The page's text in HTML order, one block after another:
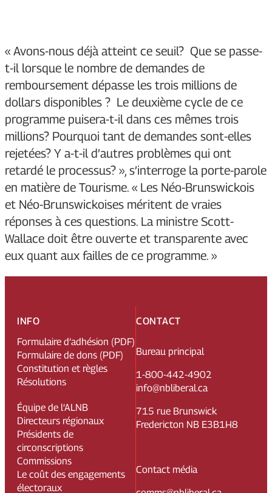
« Avons-nous déjà atteint ce seuil? Que se passe-
t-il lorsque le nombre de demandes de
remboursement dépasse les trois millions de
dollars disponibles ? Le deuxième cycle de ce
programme puisera-t-il dans ces mêmes trois
millions? Pourquoi tant de demandes sont-elles
rejetées? Y a-t-il d’autres problèmes qui ont
retardé le processus? », s’interroge la porte-parole
en matière de Tourisme. « Les Néo-Brunswickois
et Néo-Brunswickoises méritent de vraies
réponses à ces questions. La ministre Scott-
Wallace doit être ouverte et transparente avec
eux quant aux failles de ce programme. »
CONTACT
Bureau principal
1-800-442-4902
info@nbliberal.ca
715 rue Brunswick
Fredericton NB E3B1H8
Contact média
INFO
Formulaire d’adhésion (PDF)
Formulaire de dons (PDF)
Constitution et règles
Résolutions
Équipe de l’ALNB
Directeurs régionaux
Présidents de
circonscriptions
Commissions
Le coût des engagements
électoraux